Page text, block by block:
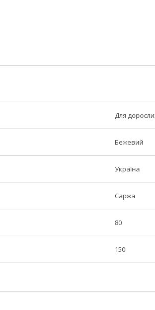
Для
Бежевий
Україна
Саржа
80
150